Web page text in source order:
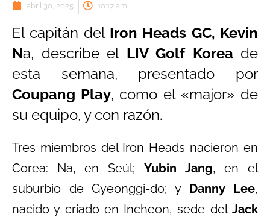
abril 30, 2025 10:17 am
El capitán del Iron Heads GC, Kevin
Na, describe el LIV Golf Korea de
esta semana, presentado por
Coupang Play, como el «major» de
su equipo, y con razón.
Tres miembros del Iron Heads nacieron en
Corea: Na, en Seúl; Yubin Jang, en el
suburbio de Gyeonggi-do; yDanny Lee,
nacido y criado en Incheon, sede del Jack